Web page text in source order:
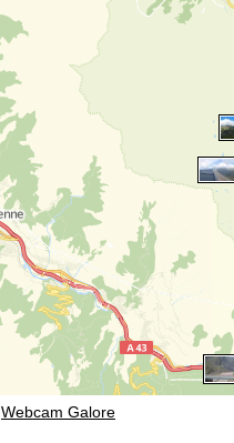
Webcam Galore